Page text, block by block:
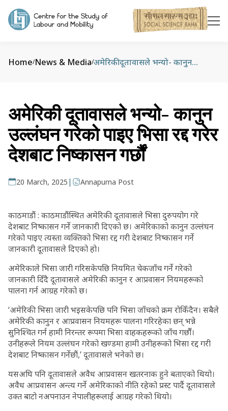
Home/News & Media/ अमेरिकी दूतावासले भन्यो- कानुन उल्लंघन गरेको पाइए भिसा रद्द गरेर देशबाट निष्कासन गर्छौं
अमेरिकी दूतावासले भन्यो- कानुन
उल्लंघन गरेको पाइए भिसा रद्द गरेर
देशबाट निष्कासन गर्छौं
20 March, 2025 | Annapurna Post
काठमाडौं : काठमाडौंस्थित अमेरिकी दूतावासले भिसा दुरुपयोग गरे
देशबाट निष्कासन गर्ने जानकारी दिएको छ। अमेरिकाको कानुन उल्लंघन
गरेको पाइए त्यस्ता व्यक्तिको भिसा रद्द गरी देशबाट निष्कासन गर्ने
जानकारी दूतावासले दिएको हो।
अमेरिकाले भिसा जारी गरिसकेपछि नियमित चेकजाँच गर्ने गरेको
जानकारी दिँदै दूतावासले अमेरिकी कानुन र आप्रवासन नियमहरूको
पालना गर्न आग्रह गरेको छ।
‘अमेरिकी भिसा जारी भइसकेपछि पनि भिसा जाँचको क्रम रोकिँदैन। सबैले
अमेरिकी कानुन र आप्रवासन नियमहरू पालना गरिरहेका छन् भन्ने
सुनिश्चित गर्न हामी निरन्तर रूपमा भिसा वाहकहरूको जाँच गर्छौं।
उनीहरूले नियम उल्लंघन गरेको खण्डमा हामी उनीहरूको भिसा रद्द गरी
देशबाट निष्कासन गर्नेछौं,’ दूतावासले भनेको छ।
यसअघि पनि दूतावासले अवैध आप्रवासन खतरनाक हुने बताएको थियो।
अवैध आप्रवासन अन्त्य गर्ने अमेरिकाको नीति रहेको प्रस्ट पार्दै दूतावासले
उक्त बाटो नअपनाउन नेपालीहरूलाई आग्रह गरेको थियो।